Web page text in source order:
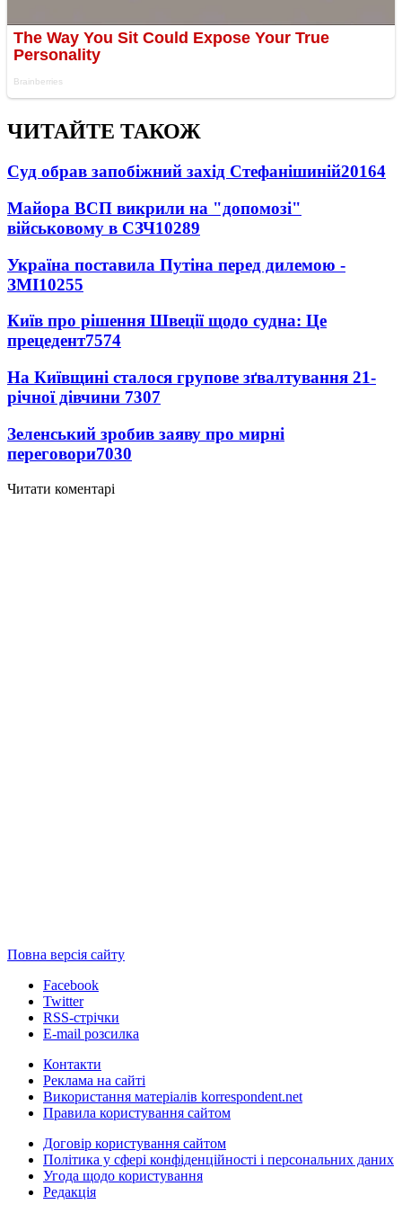
ЧИТАЙТЕ ТАКОЖ
Суд обрав запобіжний захід Стефанішиній20164
Майора ВСП викрили на "допомозі"
військовому в СЗЧ10289
Україна поставила Путіна перед дилемою -
ЗМІ10255
Київ про рішення Швеції щодо судна: Це
прецедент7574
На Київщині сталося групове зґвалтування 21-
річної дівчини 7307
Зеленський зробив заяву про мирні
переговори7030
Читати коментарі
Повна версія сайту
Facebook
Twitter
RSS-стрічки
E-mail розсилка
Контакти
Реклама на сайті
Використання матеріалів korrespondent.net
Правила користування сайтом
Договір користування сайтом
Політика у сфері конфіденційності і персональних даних
Угода щодо користування
Редакція